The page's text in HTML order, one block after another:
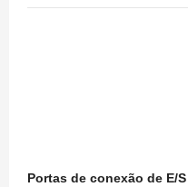
Portas de conexão de E/S